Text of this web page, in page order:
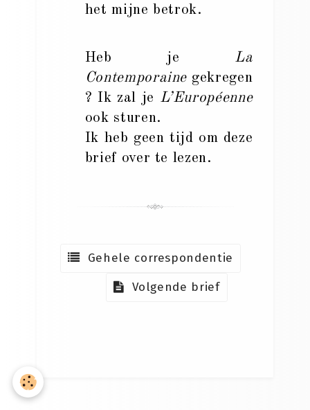
het mijne betrok.
Heb je La
Contemporaine gekregen
? Ik zal je L’Européenne
ook sturen.
Ik heb geen tijd om deze
brief over te lezen.
Gehele correspondentie
Volgende brief